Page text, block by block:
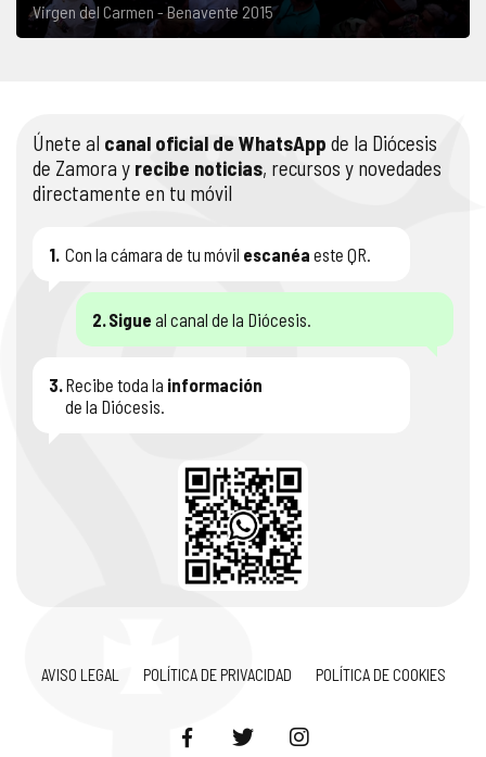
Virgen del Carmen - Benavente 2015
Únete al canal oficial de WhatsApp de la Diócesis
de Zamora y recibe noticias, recursos y novedades
directamente en tu móvil
1. Con la cámara de tu móvil escanéa este QR.
2.Sigue al canal de la Diócesis.
3.Recibe toda la información
de la Diócesis.
AVISO LEGAL POLÍTICA DE PRIVACIDAD POLÍTICA DE COOKIES